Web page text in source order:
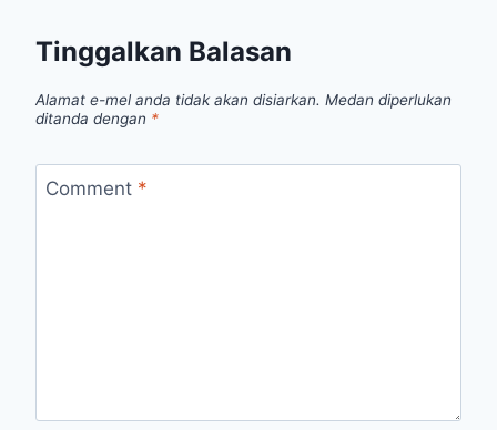
Tinggalkan Balasan
Alamat e-mel anda tidak akan disiarkan. Medan diperlukan
ditanda dengan *
Comment *